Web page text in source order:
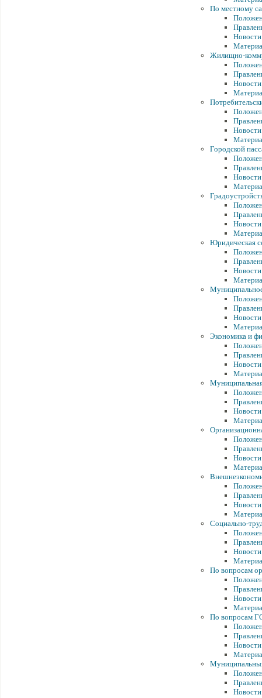
По местному
Новости
Жилищно-
Новости
Новости
Городской
Новости
Новости
Юридическая
Новости
Новости
Экономика и
Новости
Новости
Новости
Новости
Социально-
Новости
По вопросам
Новости
По вопросам
Новости
Новости